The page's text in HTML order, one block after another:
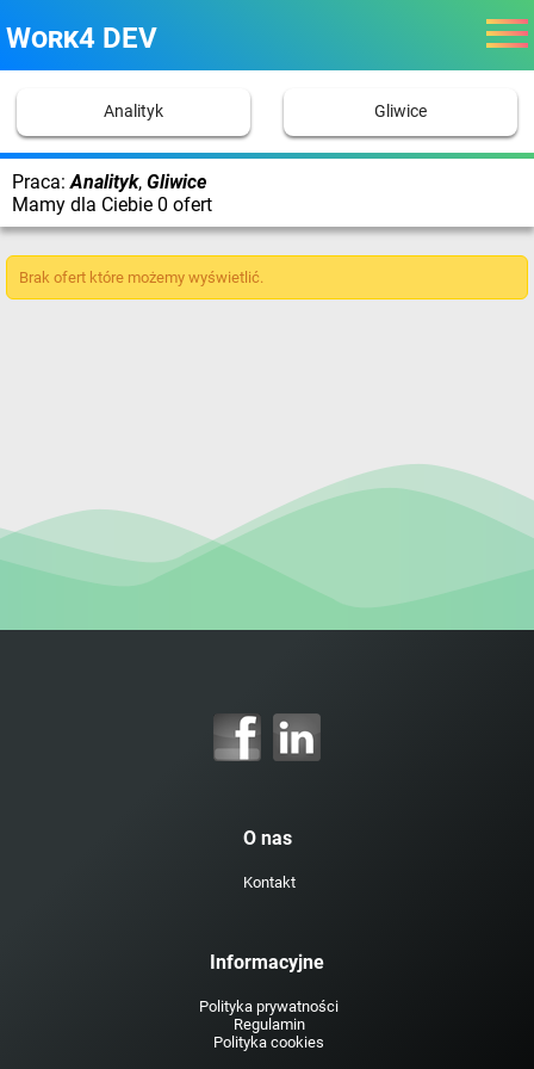
Work4 DEV
Analityk Gliwice
Praca: Analityk, Gliwice
Mamy dla Ciebie 0 ofert
Brak ofert które możemy wyświetlić.
O nas
Kontakt
Informacyjne
Polityka prywatności
Regulamin
Polityka cookies